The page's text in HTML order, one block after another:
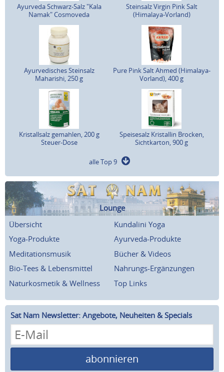
Ayurveda Schwarz-Salz "Kala
Namak" Cosmoveda
Steinsalz Virgin Pink Salt
(Himalaya-Vorland)
Ayurvedisches Steinsalz
Maharishi, 250 g
Pure Pink Salt Ahmed (Himalaya-
Vorland), 400 g
Kristallsalz gemahlen, 200 g
Steuer-Dose
Speisesalz Kristallin Brocken,
Sichtkarton, 900 g
alle Top 9
Lounge
Übersicht
Kundalini Yoga
Yoga-Produkte
Ayurveda-Produkte
Meditationsmusik
Bücher & Videos
Bio-Tees & Lebensmittel
Nahrungs-Ergänzungen
Naturkosmetik & Wellness
Top Links
Sat Nam Newsletter: Angebote, Neuheiten & Specials
abonnieren